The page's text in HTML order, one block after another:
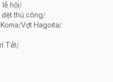
hội/
dệt thủ công/
/Vợt Hagoita/
Tết/